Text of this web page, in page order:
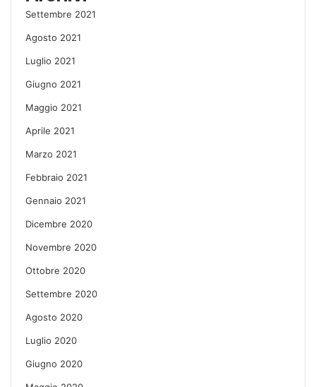
Settembre 2021
Agosto 2021
Luglio 2021
Giugno 2021
Maggio 2021
Aprile 2021
Marzo 2021
Febbraio 2021
Gennaio 2021
Dicembre 2020
Novembre 2020
Ottobre 2020
Settembre 2020
Agosto 2020
Luglio 2020
Giugno 2020